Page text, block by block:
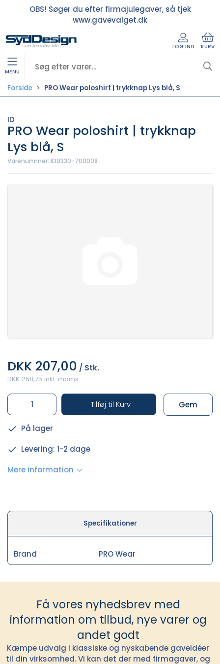
OBS! Søger du efter firmajulegaver, så tjek
www.gavevalget.dk
LOG IND KURV
MENU
Forside PRO Wear poloshirt | trykknap Lys blå, S
ID
PRO Wear poloshirt | trykknap
Lys blå, S
Varenummer: ID0330-700008
DKK 207,00 / Stk.
DKK 258,75 inkl. moms
Tilføj til Kurv Gem
På lager
Levering: 1-2 dage
Mere information
Specifikationer
Brand PRO Wear
Få vores nyhedsbrev med
information om tilbud, nye varer og
andet godt
Kæmpe udvalg i klassiske og nyskabende gaveidéer
til din virksomhed. Vi kan det der med firmagaver, og